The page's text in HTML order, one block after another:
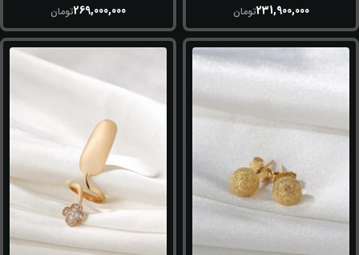
231,900,000تومان
269,000,000تومان